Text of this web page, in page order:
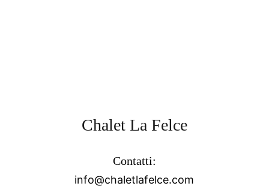
Contatti:
info@chaletlafelce.com
Chalet La Felce